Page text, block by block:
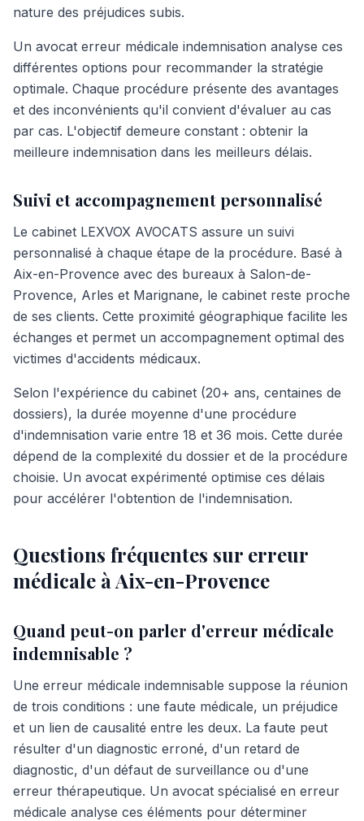
nature des préjudices subis.
Un avocat erreur médicale indemnisation analyse ces
différentes options pour recommander la stratégie
optimale. Chaque procédure présente des avantages
et des inconvénients qu'il convient d'évaluer au cas
par cas. L'objectif demeure constant : obtenir la
meilleure indemnisation dans les meilleurs délais.
Suivi et accompagnement personnalisé
Le cabinet LEXVOX AVOCATS assure un suivi
personnalisé à chaque étape de la procédure. Basé à
Aix-en-Provence avec des bureaux à Salon-de-
Provence, Arles et Marignane, le cabinet reste proche
de ses clients. Cette proximité géographique facilite les
échanges et permet un accompagnement optimal des
victimes d'accidents médicaux.
Selon l'expérience du cabinet (20+ ans, centaines de
dossiers), la durée moyenne d'une procédure
d'indemnisation varie entre 18 et 36 mois. Cette durée
dépend de la complexité du dossier et de la procédure
choisie. Un avocat expérimenté optimise ces délais
pour accélérer l'obtention de l'indemnisation.
Questions fréquentes sur erreur
médicale à Aix-en-Provence
Quand peut-on parler d'erreur médicale
indemnisable ?
Une erreur médicale indemnisable suppose la réunion
de trois conditions : une faute médicale, un préjudice
et un lien de causalité entre les deux. La faute peut
résulter d'un diagnostic erroné, d'un retard de
diagnostic, d'un défaut de surveillance ou d'une
erreur thérapeutique. Un avocat spécialisé en erreur
médicale analyse ces éléments pour déterminer